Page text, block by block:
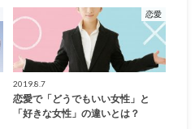
恋愛
2019.8.7
恋愛で「どうでもいい女性」と
「好きな女性」の違いとは？